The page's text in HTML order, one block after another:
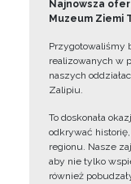
Najnowsza
Muzeum Ziemi
Przygotowaliśmy
realizowanych w
naszych
Zalipiu.
To doskonała
odkrywać
regionu. Nasze
aby nie tylko
również